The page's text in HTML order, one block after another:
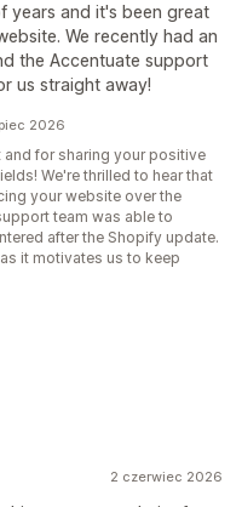
years and it's been great
We recently had an
the Accentuate support
us straight away!
2026
for sharing your positive
We're thrilled to hear that
your website over the
team was able to
after the Shopify update.
it motivates us to keep
2 czerwiec 2026